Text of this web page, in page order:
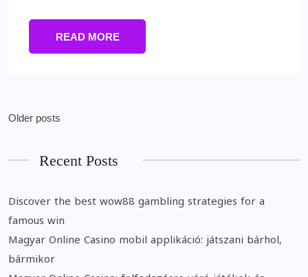
READ MORE
Older posts
Recent Posts
Discover the best wow88 gambling strategies for a
famous win
Magyar Online Casino mobil applikáció: játszani bárhol,
bármikor